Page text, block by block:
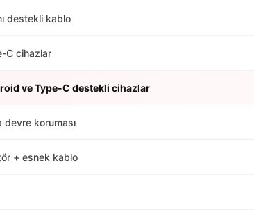
destekli kablo
C cihazlar
ve Type-C destekli cihazlar
devre koruması
+ esnek kablo